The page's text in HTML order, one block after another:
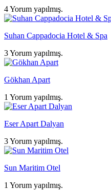
4 Yorum yapılmış.
Suhan Cappadocia Hotel & Spa
3 Yorum yapılmış.
Gökhan Apart
1 Yorum yapılmış.
Eser Apart Dalyan
3 Yorum yapılmış.
Sun Maritim Otel
1 Yorum yapılmış.